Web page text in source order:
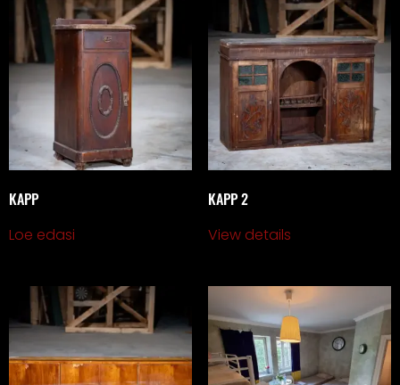
KAPP
Loe edasi
KAPP 2
View details